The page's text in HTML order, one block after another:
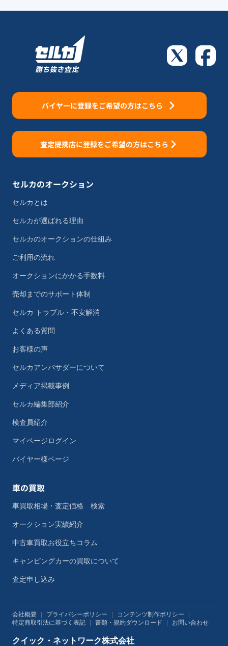
バイヤーに登録をご希望の方はこちら
査定提携店に登録をご希望の方はこちら
セルカのオークション
セルカとは
セルカが選ばれる理由
セルカのオークションの仕組み
ご利用の流れ
オークションにかかる手数料
売却までのサポート体制
セルカ トラブル・不安解消
よくある質問
お客様の声
セルカアンバサダーについて
メディア掲載事例
セルカ編集部紹介
検査員紹介
マイページログイン
バイヤー様ページ
車の買取
車買取相場・査定価格 検索
オークション実績紹介
中古車買取お役立ちコラム
キャンピングカーの買取について
査定申し込み
会社概要 プライバシーポリシー コンテンツ制作ポリシー
特定商取引法に基づく表記
書類・規約ダウンロード お問い合わせ
クイック・ネットワーク株式会社